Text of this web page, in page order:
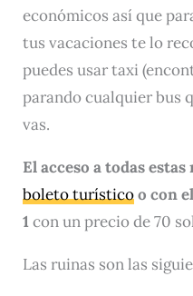
económicos así que
tus vacaciones te lo
puedes usar taxi
parando cualquier bus
vas.
El acceso a todas
boletoturísticoo con
1con un precio de 70
Las ruinas son las